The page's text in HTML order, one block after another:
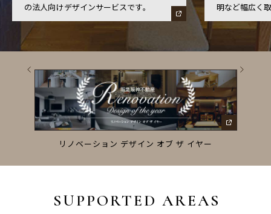
の法人向けデザインサービスです。
明など幅広く
リノベーション デザイン オブ ザ イヤー
SUPPORTED AREAS